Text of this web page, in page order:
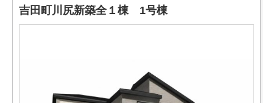
吉田町川尻新築全１棟 1号棟